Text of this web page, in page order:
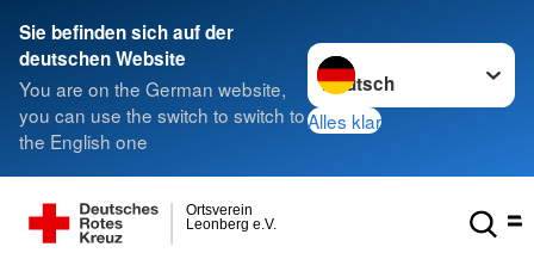
Sie befinden sich auf der
deutschen Website
You are on the German website,
you can use the switch to switch to
the English one
Sprache wechseln zu
Alles klar
Leonberg e.V.
Ortsverein